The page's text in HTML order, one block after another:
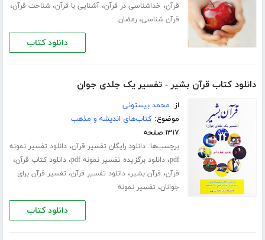
قرآن، خداشناسی در قرآن،آشنایی با قرآن،شناخت قرآن،
قرآن شناسی،رمضان
دانلود کتاب
دانلود کتاب قرآن بشیر - تفسیر یک جلدی جوان
از: محمد بیستونی
موضوع:کتاب‌های اندیشه و مذهب
۱۳۱۷ صفحه
برچسب‌ها:دانلود رایگان تفسیر قرآن،دانلود تفسیر نمونه
pdf،دانلود برگزیده تفسیر نمونه pdf ،دانلود کتاب قرآن،
قرآن، قرآن بشیر،دانلود تفسیر قرآن، تفسیر قرآن برای
جوانان، تفسیر نمونه
دانلود کتاب